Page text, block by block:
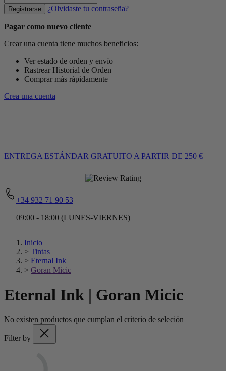
Registrarse ¿Olvidaste tu contraseña?
Pagar como nuevo cliente
Crear una cuenta tiene muchos beneficios:
Ver estado de orden y envío
Rastrear Historial de Orden
Comprar más rápidamente
Crea una cuenta
ENTREGA ESTÁNDAR GRATUITO A PARTIR DE 250 €
+34 932 71 90 53
09:00 - 18:00 (LUNES-VIERNES)
Inicio
> Tintas
> Eternal Ink
> Goran Micic
Eternal Ink | Goran Micic
No existen productos que cumplan el criterio de seleción
Filter by